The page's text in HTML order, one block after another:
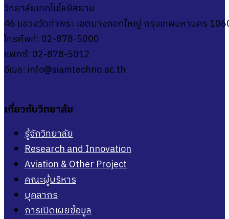
วิทยาลัยเทคโนโลยีสยาม
46 แขวงวัดท่าพระ เขตบางกอกใหญ่ กรุงเทพมหานคร
โทรศัพท์: 02-878-5000
แฟกซ์: 02-878-5012
อีเมล: info@siamtechno.ac.th
เกี่ยวกับวิทยาลัย
รู้จักวิทยาลัย
Research and Innovation
Aviation & Other Project
คณะผู้บริหาร
บุคลากร
การเปิดเผยข้อมูล